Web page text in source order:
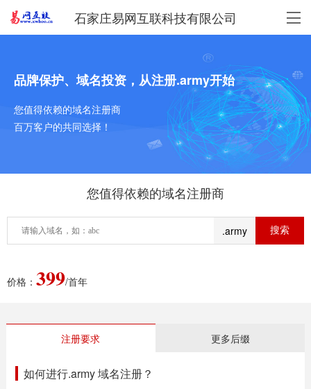
石家庄易网互联科技有限公司
品牌保护、域名投资，从注册.army开始
您值得依赖的域名注册商
百万客户的共同选择！
您值得依赖的域名注册商
.army
价格： 399/首年
注册要求 更多后缀
如何进行.army 域名注册？